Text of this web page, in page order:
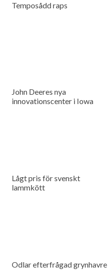
Temposådd raps
John Deeres nya
innovationscenter i Iowa
Lågt pris för svenskt
lammkött
Odlar efterfrågad grynhavre